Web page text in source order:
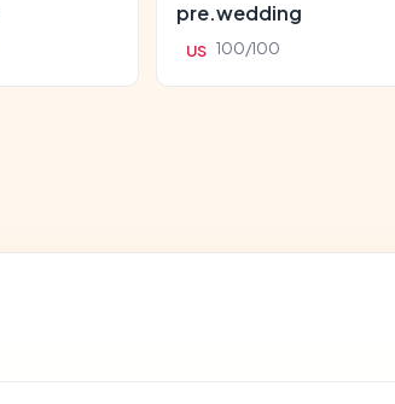
pre.wedding
US 100/100